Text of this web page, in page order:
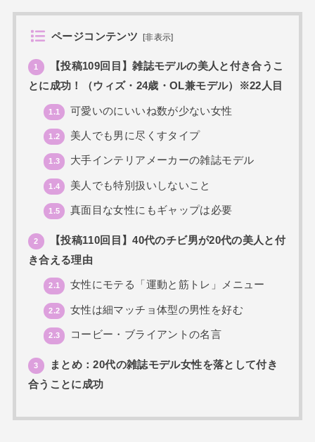
ページコンテンツ [非表示]
1
【投稿109回目】雑誌モデルの美人と付き合うこ
とに成功！（ウィズ・24歳・OL兼モデル）※22人目
1.1 可愛いのにいいね数が少ない女性
1.2 美人でも男に尽くすタイプ
1.3 大手インテリアメーカーの雑誌モデル
1.4 美人でも特別扱いしないこと
1.5 真面目な女性にもギャップは必要
2
【投稿110回目】40代のチビ男が20代の美人と付
き合える理由
2.1 女性にモテる「運動と筋トレ」メニュー
2.2 女性は細マッチョ体型の男性を好む
2.3 コービー・ブライアントの名言
3
まとめ：20代の雑誌モデル女性を落として付き
合うことに成功